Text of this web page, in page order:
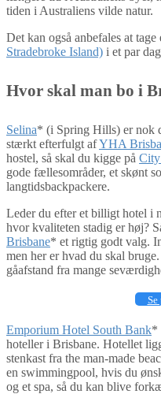
tiden i Australiens vilde natur.
Det kan også anbefales at tage
Stradebroke Island) i et par
Hvor skal man bo i
Selina* (i Spring Hills) er nok
stærkt efterfulgt afYHA
hostel, så skal du kigge på
gode fællesområder, et skønt
langtidsbackpackere.
Leder du efter et billigt hotel i
hvor kvaliteten stadig er høj?
Brisbane* et rigtig godt valg.
men her er hvad du skal
gåafstand fra mange
Se
Emporium Hotel South Bank*
hoteller i Brisbane. Hotellet
stenkast fra the man-made
en swimmingpool, hvis du
og et spa, så du kan blive